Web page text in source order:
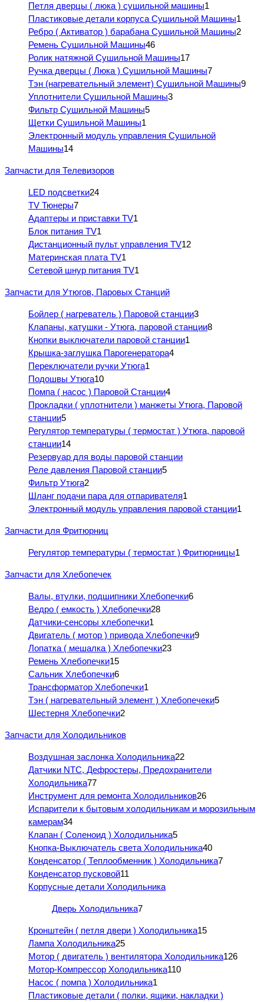
Петля дверцы ( люка ) сушильной машины1
Пластиковые детали корпуса Сушильной Машины1
Ребро ( Активатор ) барабана Сушильной Машины2
Ремень Сушильной Машины46
Ролик натяжной Сушильной Машины17
Ручка дверцы ( Люка ) Сушильной Машины7
Тэн (нагревательный элемент) Сушильной Машины9
Уплотнители Сушильной Машины3
Фильтр Сушильной Машины5
Щетки Сушильной Машины1
Электронный модуль управления Сушильной
Машины14
Запчасти для Телевизоров
LED подсветки24
TV Тюнеры7
Адаптеры и приставки TV1
Блок питания TV1
Дистанционный пульт управления TV12
Материнская плата TV1
Сетевой шнур питания TV1
Запчасти для Утюгов, Паровых Станций
Бойлер ( нагреватель ) Паровой станции3
Клапаны, катушки - Утюга, паровой станции8
Кнопки выключатели паровой станции1
Крышка-заглушка Парогенератора4
Переключатели ручки Утюга1
Подошвы Утюга10
Помпа ( насос ) Паровой Станции4
Прокладки ( уплотнители ) манжеты Утюга, Паровой
станции5
Регулятор температуры ( термостат ) Утюга, паровой
станции14
Резервуар для воды паровой станции
Реле давления Паровой станции5
Фильтр Утюга2
Шланг подачи пара для отпаривателя1
Электронный модуль управления паровой станции1
Запчасти для Фритюрниц
Регулятор температуры ( термостат ) Фритюрницы1
Запчасти для Хлебопечек
Валы, втулки, подшипники Хлебопечки6
Ведро ( емкость ) Хлебопечки28
Датчики-сенсоры хлебопечки1
Двигатель ( мотор ) привода Хлебопечки9
Лопатка ( мешалка ) Хлебопечки23
Ремень Хлебопечки15
Сальник Хлебопечки6
Трансформатор Хлебопечки1
Тэн ( нагревательный элемент ) Хлебопечеки5
Шестерня Хлебопечки2
Запчасти для Холодильников
Воздушная заслонка Холодильника22
Датчики NTC, Дефростеры, Предохранители
Холодильника77
Инструмент для ремонта Холодильников26
Испарители к бытовым холодильникам и морозильным
камерам34
Клапан ( Соленоид ) Холодильника5
Кнопка-Выключатель света Холодильника40
Конденсатор ( Теплообменник ) Холодильника7
Конденсатор пусковой11
Корпусные детали Холодильника
Дверь Холодильника7
Кронштейн ( петля двери ) Холодильника15
Лампа Холодильника25
Мотор ( двигатель ) вентилятора Холодильника126
Мотор-Компрессор Холодильника110
Насос ( помпа ) Холодильника1
Пластиковые детали ( полки, ящики, накладки )